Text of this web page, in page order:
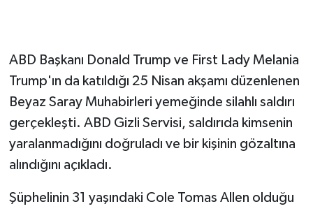
ABD Başkanı Donald Trump ve First Lady Melania
Trump'ın da katıldığı 25 Nisan akşamı düzenlenen
Beyaz Saray Muhabirleri yemeğinde silahlı saldırı
gerçekleşti. ABD Gizli Servisi, saldırıda kimsenin
yaralanmadığını doğruladı ve bir kişinin gözaltına
alındığını açıkladı.
Şüphelinin 31 yaşındaki Cole Tomas Allen olduğu